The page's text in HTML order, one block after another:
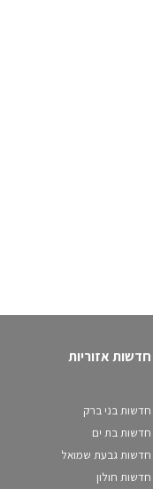
חדשות אזוריות
חדשות בני ברק
חדשות בת ים
חדשות גבעת שמואל
חדשות חולון